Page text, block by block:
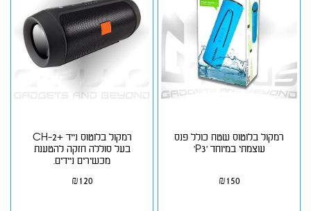
רמקול בלוטוס שטח כולל פנס
עוצמתי במיוחד 'P3'
₪150
רמקול בלוטוס נייד +CH-2
בעל סוללה חזקה להטענת
מכשירים ניידים.
₪120